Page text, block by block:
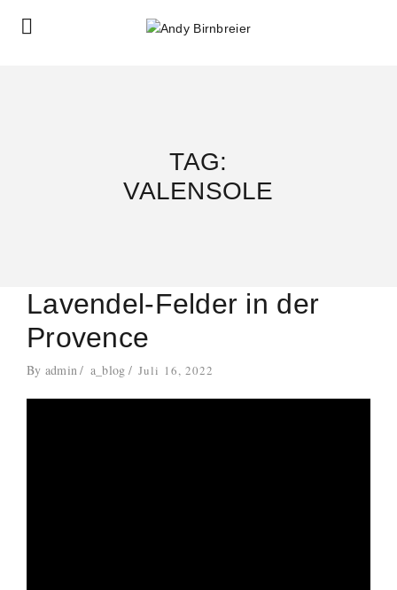
TAG:
VALENSOLE
Lavendel-Felder in der
Provence
By admin a_blog Juli 16, 2022